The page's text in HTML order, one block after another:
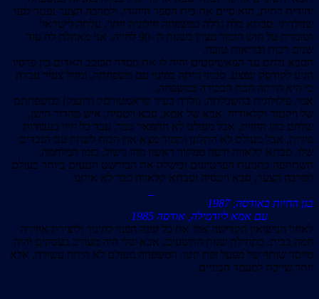
יהודית דתית, הוא סיים את בית הספר היהודי, ולמרבה הצער נפטר לפני
שנולדתי. סבתא בלה גדלה במשפחה חילונית יותר, עלתה לישראל
ושומרת על חוש הומור מצוין בשנות ה -90 לחייה. אני מאחלת לה עוד
שנים רבות ובריאות טובה.
הסבא נלחם נגד הפאשיסטים והיה לו את מסדר הכוכב האדום בין פרסיו,
הגיע לקורסק ונפצע. סבתי היתה בפינוי עם משפחתה, ומגיל צעיר עבדה
כי היא הייתה הבת הבכורה במשפחה.
אמי, פילולוגית בהשכלתה, נולדה בעיר קראמטורסק (דונצק) במשפחתם
של ויקטור וקלאודיה. אבא של אמא, סבא ויטסיה, איש מהדור הישן,
שלחם בקו החזית, אבל מעולם לא התפאר בכך, עבד כל חייו בעבודות
פיזיות, אבל מעולם לא התלונן ותמיד מצא את הכוח לשחק עם הנכדים
שלו. סבתא קלאווה ידעה ממקור ראשון מהו נישול, בזמן המלחמה,
השתתפה בתנועת הפרטיזנים ובישלה את הבורשט הטעים ביותר בעולם.
למרבה הצער, סבא ויטסיה וסבתא קלאווה כבר לא איתנו.
עם אמא ליודמילה, אודסה 1985
לאחר הנישואין הקדישה אמי את כל זמנה הפנוי לחינוך וליצירת אווירה
חמה בבית. בתחילת שנות התשעים, אבא שלי היה מעורב בעסקים והיה
מייסד שותף של מפעל זפת קטן. המשפחה מעולם לא היתה עשירה, אלא
יותר שייכת למעמד הביניים.